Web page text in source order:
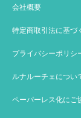
会社概要
特定商取引法に基づ
プライバシーポリシ
ルナルーチェについ
ペーパーレス化にご